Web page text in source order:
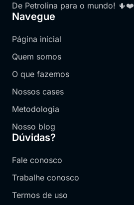
De Petrolina para o mundo! 🌵❤️
Navegue
Página inicial
Quem somos
O que fazemos
Nossos cases
Metodologia
Nosso blog
Dúvidas?​
Fale conosco
Trabalhe conosco
Termos de uso